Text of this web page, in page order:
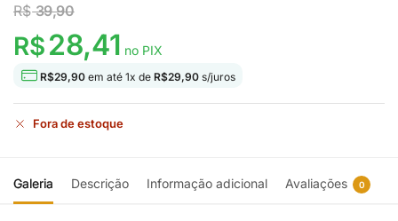
R$39,90
R$28,41 no PIX
R$29,90 em até 1x de R$29,90 s/juros
Fora de estoque
Galeria Descrição Informação adicional Avaliações 0